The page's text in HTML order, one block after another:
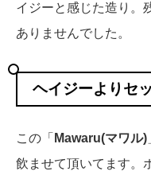
イジーと感じた造り。
ありませんでした。
ヘイジーよりセ
この「 Mawaru(マワル)
飲ませて頂いてます。